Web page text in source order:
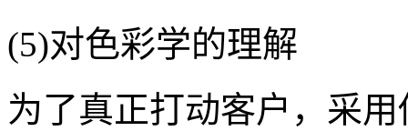
(5)对色彩学的理解
为了真正打动客户，采